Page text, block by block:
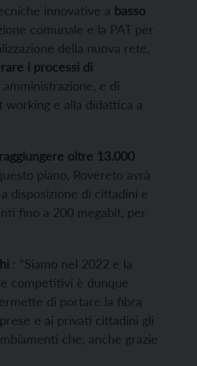
innovative a basso
comunale e la PAT per
della nuova rete,
i processi di
e di
working e alla didattica a
raggiungere oltre 13.000
piano, Rovereto avrà
disposizione di cittadini e
fino a 200 megabit, per
: “Siamo nel 2022 e la
competitivi è dunque
di portare la fibra
e ai privati cittadini gli
che, anche grazie